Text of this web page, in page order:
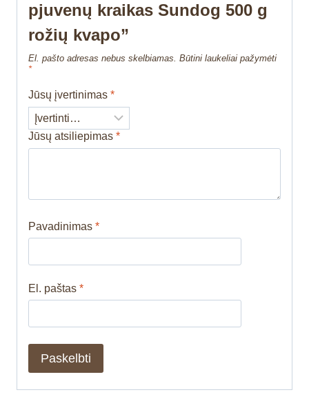
pjuvenų kraikas Sundog 500 g
rožių kvapo”
El. pašto adresas nebus skelbiamas. Būtini laukeliai pažymėti
*
Jūsų įvertinimas *
Jūsų atsiliepimas *
Pavadinimas *
El. paštas *